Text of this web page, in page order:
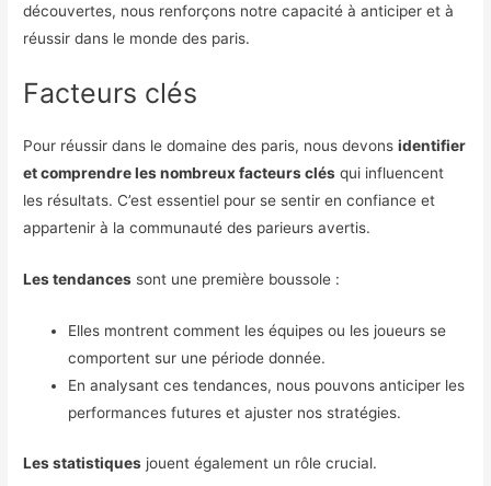
découvertes, nous renforçons notre capacité à anticiper et à
réussir dans le monde des paris.
Facteurs clés
Pour réussir dans le domaine des paris, nous devonsidentifier
et comprendre les nombreux facteurs clés qui influencent
les résultats. C’est essentiel pour se sentir en confiance et
appartenir à la communauté des parieurs avertis.
Les tendances sont une première boussole :
Elles montrent comment les équipes ou les joueurs se
comportent sur une période donnée.
En analysant ces tendances, nous pouvons anticiper les
performances futures et ajuster nos stratégies.
Les statistiques jouent également un rôle crucial.